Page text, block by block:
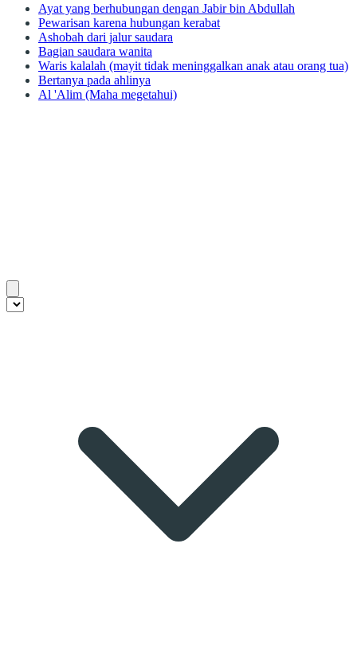
Ayat yang berhubungan dengan Jabir bin Abdullah
Pewarisan karena hubungan kerabat
Ashobah dari jalur saudara
Bagian saudara wanita
Waris kalalah (mayit tidak meninggalkan anak atau orang tua)
Bertanya pada ahlinya
Al 'Alim (Maha megetahui)